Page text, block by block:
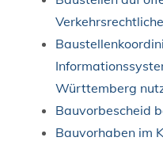
Württemberg
Bauvorbescheid
Bauvorhaben im